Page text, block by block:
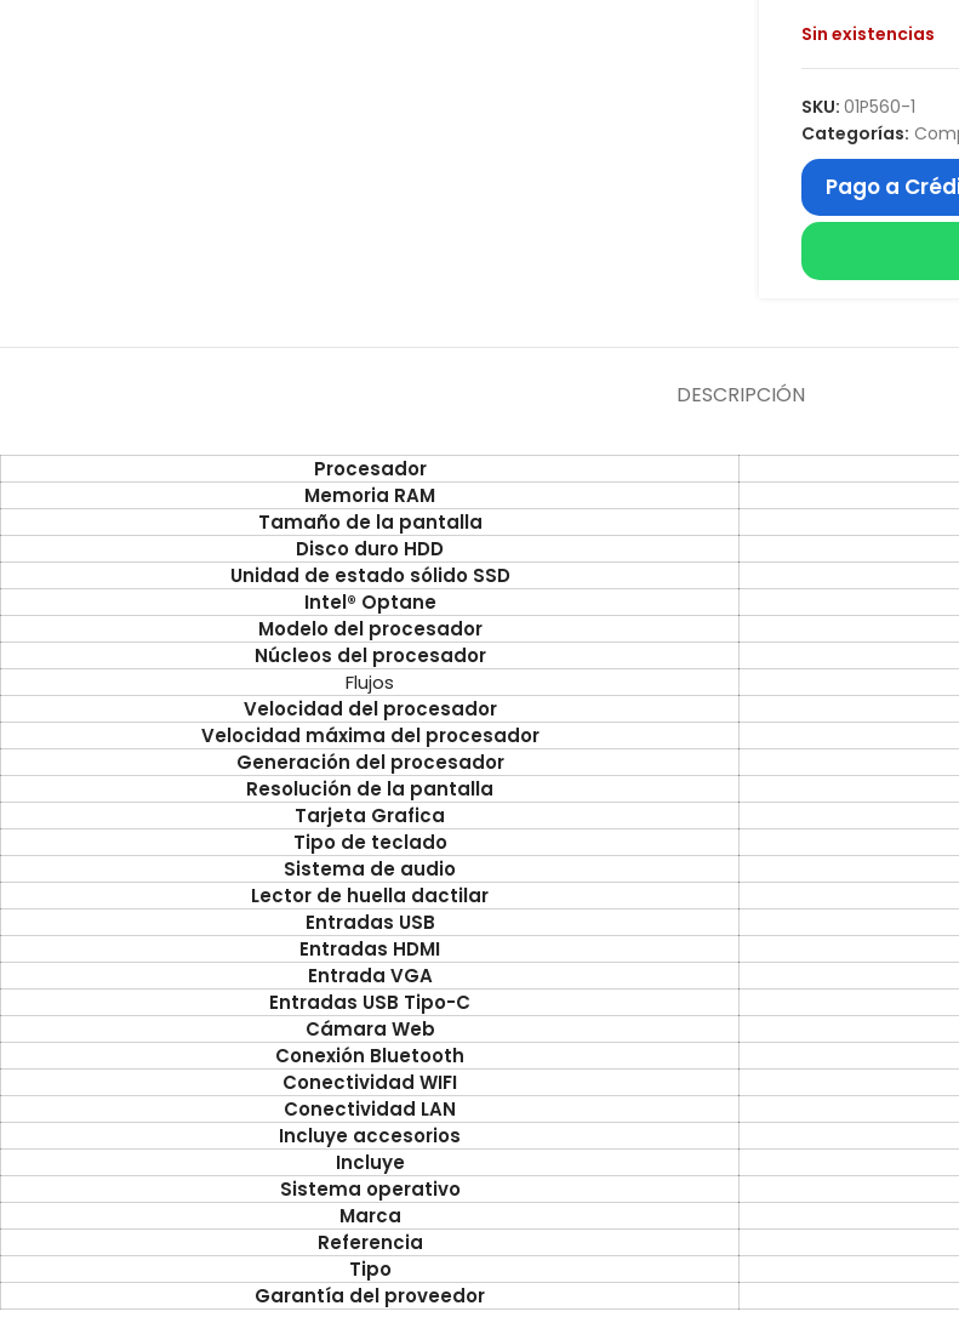
Sin existencias
SKU: 01P560-1
Categorías:
Pago a
DESCRIPCIÓN
Procesador
Memoria RAM
Tamaño de la pantalla
Disco duro HDD
Unidad de estado sólido SSD
Intel® Optane
Modelo del procesador
Núcleos del procesador
Flujos
Velocidad del procesador
Velocidad máxima del procesador
Generación del procesador
Resolución de la pantalla
Tarjeta Grafica
Tipo de teclado
Sistema de audio
Lector de huella dactilar
Entradas USB
Entradas HDMI
Entrada VGA
Entradas USB Tipo-C
Cámara Web
Conexión Bluetooth
Conectividad WIFI
Conectividad LAN
Incluye accesorios
Incluye
Sistema operativo
Marca
Referencia
Tipo
Garantía del proveedor